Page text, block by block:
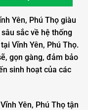
Yên, Phú Thọ giàu
sắc về hệ thống
Vĩnh Yên, Phú Thọ.
gọn gàng, đảm bảo
sinh hoạt của các
Yên, Phú Thọ tận